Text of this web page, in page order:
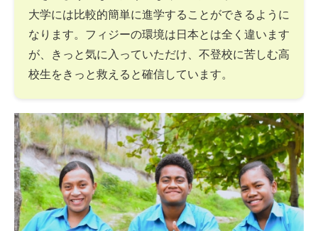
大学には比較的簡単に進学することができるように
なります。フィジーの環境は日本とは全く違います
が、きっと気に入っていただけ、不登校に苦しむ高
校生をきっと救えると確信しています。